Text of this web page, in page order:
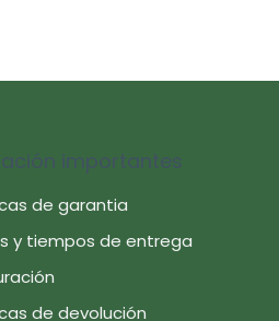
importantes
de garantia
y tiempos de entrega
de devolución